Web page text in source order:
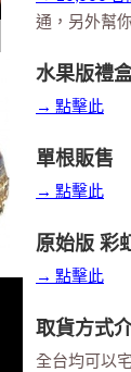
通，另外幫
水果版禮
→ 點擊此
單根販售
→ 點擊此
原始版 彩
→ 點擊此
取貨方式
全台均可以